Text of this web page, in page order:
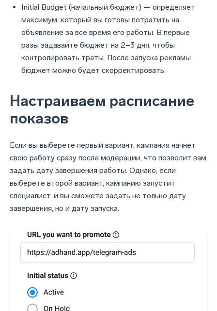
Initial Budget (начальный бюджет) — определяет
максимум, который вы готовы потратить на
объявление за все время его работы. В первые
разы задавайте бюджет на 2–3 дня, чтобы
контролировать траты. После запуска рекламы
бюджет можно будет скорректировать.
Настраиваем расписание
показов
Если вы выберете первый вариант, кампания начнет
свою работу сразу после модерации, что позволит вам
задать дату завершения работы. Однако, если
выберете второй вариант, кампанию запустит
специалист, и вы сможете задать не только дату
завершения, но и дату запуска.